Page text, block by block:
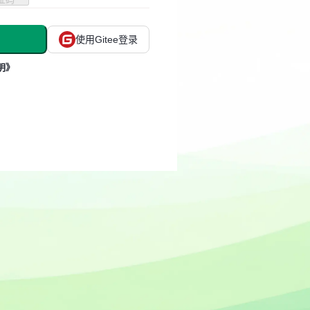
使用Gitee登录
》